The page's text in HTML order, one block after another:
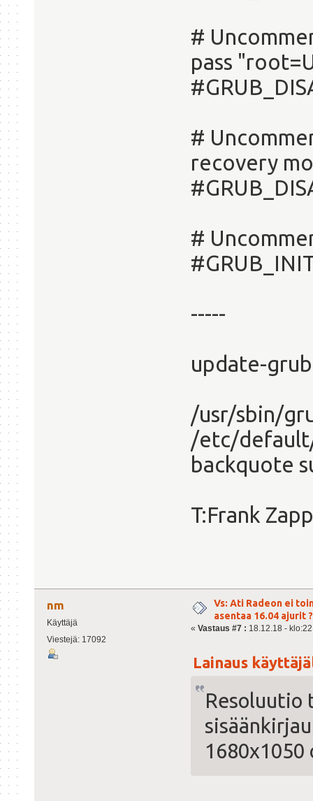
#
pass
#
recovery
#
-----
update-
/usr/sbin/
/etc/
backquote
T:Frank
nm
Käyttäjä
Viestejä: 17092
Vs: Ati Radeon ei
asentaa 16.04 ajurit ?
« Vastaus #7 : 18.12.18 -
Lainaus
Resoluutio